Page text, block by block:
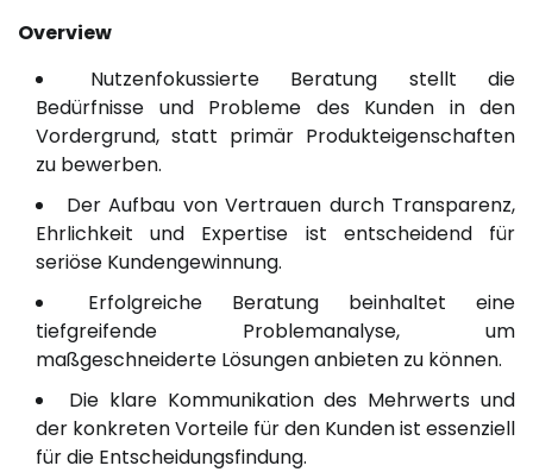
Overview
Nutzenfokussierte Beratung stellt die
Bedürfnisse und Probleme des Kunden in den
Vordergrund, statt primär Produkteigenschaften
zu bewerben.
Der Aufbau von Vertrauen durch Transparenz,
Ehrlichkeit und Expertise ist entscheidend für
seriöse Kundengewinnung.
Erfolgreiche Beratung beinhaltet eine
tiefgreifende Problemanalyse, um
maßgeschneiderte Lösungen anbieten zu können.
Die klare Kommunikation des Mehrwerts und
der konkreten Vorteile für den Kunden ist essenziell
für die Entscheidungsfindung.